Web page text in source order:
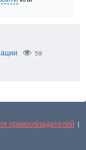
59
правообладателей |